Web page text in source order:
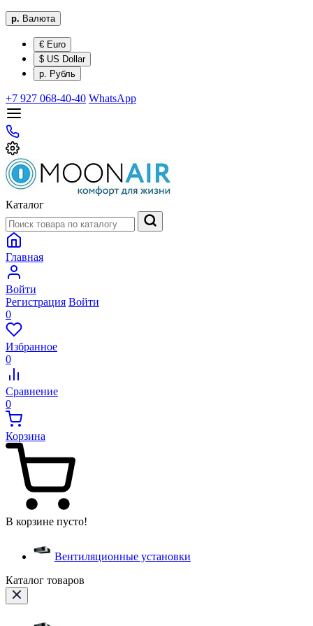
р. Валюта
€ Euro
$ US Dollar
р. Рубль
+7 927 068-40-40 WhatsApp
Каталог
Главная
Войти
Регистрация Войти
0
Избранное
0
Сравнение
0
Корзина
В корзине пусто!
Вентиляционные установки
Каталог товаров